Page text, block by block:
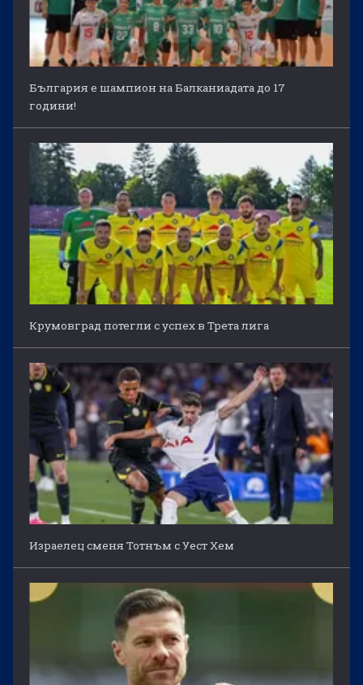
България е шампион на Балканиадата до 17
години!
Крумовград потегли с успех в Трета лига
Израелец сменя Тотнъм с Уест Хем